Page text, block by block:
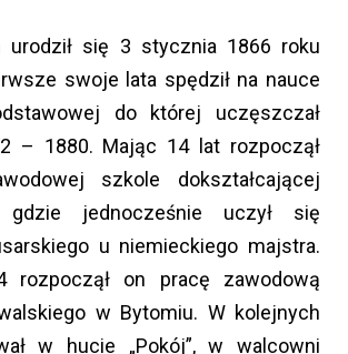
urodził się 3 stycznia 1866 roku
swoje lata spędził na nauce
do której uczęszczał
– 1880. Mając 14 lat rozpoczął
szkole dokształcającej
jednocześnie uczył się
u niemieckiego majstra.
rozpoczął on pracę zawodową
w Bytomiu. W kolejnych
w hucie „Pokój”, w walcowni